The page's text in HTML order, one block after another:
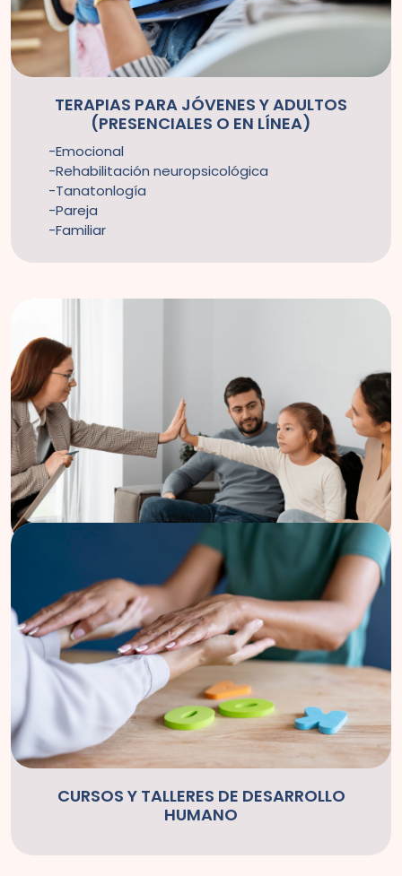
TERAPIAS PARA JÓVENES Y ADULTOS
(PRESENCIALES O EN LÍNEA)
Emocional
Rehabilitación neuropsicológica
Tanatonlogía
Pareja
Familiar
TERAPIAS PARA NIÑOS
Emocional
Psicomotriciadad
Lenguaje
Integración sensorial
Aprendizaje
CURSOS Y TALLERES DE DESARROLLO
HUMANO